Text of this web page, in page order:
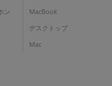
ン
MacBook
デスクトップ
Mac